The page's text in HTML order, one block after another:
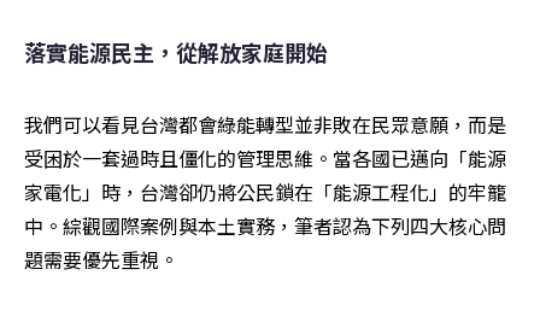
落實能源民主，從解放家庭開始
我們可以看見台灣都會綠能轉型並非敗在民眾意願，而是
受困於一套過時且僵化的管理思維。當各國已邁向「能源
家電化」時，台灣卻仍將公民鎖在「能源工程化」的牢籠
中。綜觀國際案例與本土實務，筆者認為下列四大核心問
題需要優先重視。